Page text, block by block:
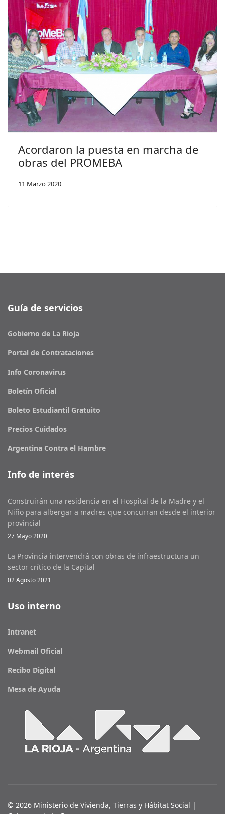
Acordaron la puesta en marcha de
obras del PROMEBA
11 Marzo 2020
Guía de servicios
Gobierno de La Rioja
Portal de Contrataciones
Info Coronavirus
Boletín Oficial
Boleto Estudiantil Gratuito
Precios Cuidados
Argentina Contra el Hambre
Info de interés
Construirán una residencia en el Hospital de la Madre y el
Niño para albergar a madres que concurran desde el interior
provincial
27 Mayo 2020
La Provincia intervendrá con obras de infraestructura un
sector crítico de la Capital
02 Agosto 2021
Uso interno
Intranet
Webmail Oficial
Recibo Digital
Mesa de Ayuda
© 2026 Ministerio de Vivienda, Tierras y Hábitat Social |